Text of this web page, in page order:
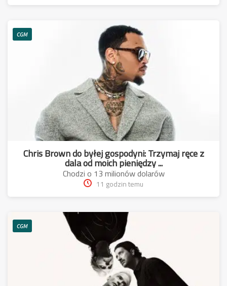
CGM
Chris Brown do byłej gospodyni: Trzymaj ręce z
dala od moich pieniędzy ...
Chodzi o 13 milionów dolarów
11 godzin temu
CGM